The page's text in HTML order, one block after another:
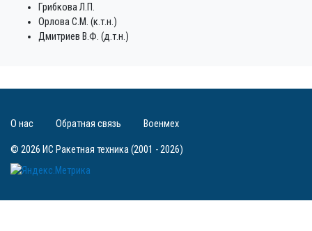
Грибкова Л.П.
Орлова С.М. (к.т.н.)
Дмитриев В.Ф. (д.т.н.)
© 2026 ИС Ракетная техника (2001 - 2026)
О нас Обратная связь Военмех